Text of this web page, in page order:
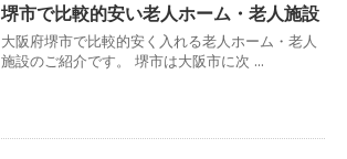
堺市で比較的安い老人ホーム・老人施設
大阪府堺市で比較的安く入れる老人ホーム・老人
施設のご紹介です。 堺市は大阪市に次 ...